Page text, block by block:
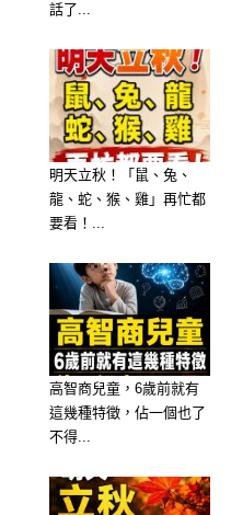
話了...
明天立秋！「鼠、兔、
龍、蛇、猴、雞」再忙都
要看！...
高智商兒童，6歲前就有
這幾種特徵，佔一個也了
不得...